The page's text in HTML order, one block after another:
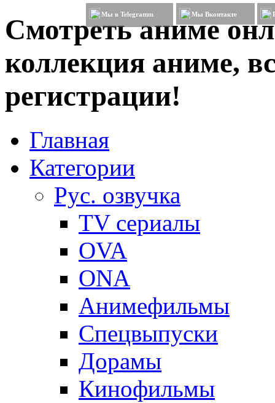
Смотреть аниме
коллекция аниме,
регистрации!
Мы в Telegramm Мы Вконтакте
Главная
Категории
Рус. озвучка
TV сериалы
OVA
ONA
Анимефильмы
Спецвыпуски
Дорамы
Кинофильмы